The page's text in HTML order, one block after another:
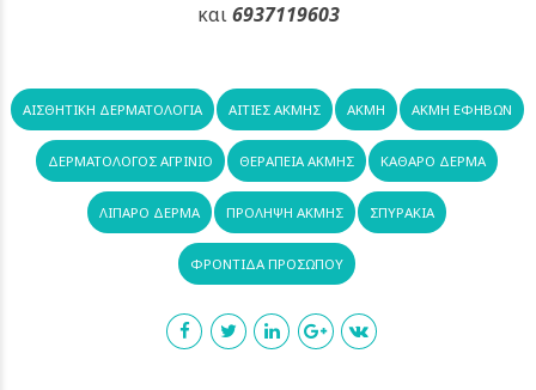
και6937119603
ΑΙΣΘΗΤΙΚΉ ΔΕΡΜΑΤΟΛΟΓΊΑ ΑΙΤΊΕΣ ΑΚΜΉΣ ΑΚΜΉ ΑΚΜΉ ΕΦΉΒΩΝ
ΔΕΡΜΑΤΟΛΟΓΟΣ ΑΓΡΊΝΙΟ ΘΕΡΑΠΕΊΑ ΑΚΜΉΣ ΚΑΘΑΡΌ ΔΈΡΜΑ
ΛΙΠΑΡΌ ΔΈΡΜΑ ΠΡΌΛΗΨΗ ΑΚΜΉΣ ΣΠΥΡΆΚΙΑ
ΦΡΟΝΤΊΔΑ ΠΡΟΣΏΠΟΥ